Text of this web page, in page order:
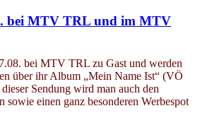
bei MTV TRL und im MTV
bei MTV TRL zu Gast und werden
über ihr Album „Mein Name Ist“ (VÖ
Sendung wird man auch den
sowie einen ganz besonderen Werbespot